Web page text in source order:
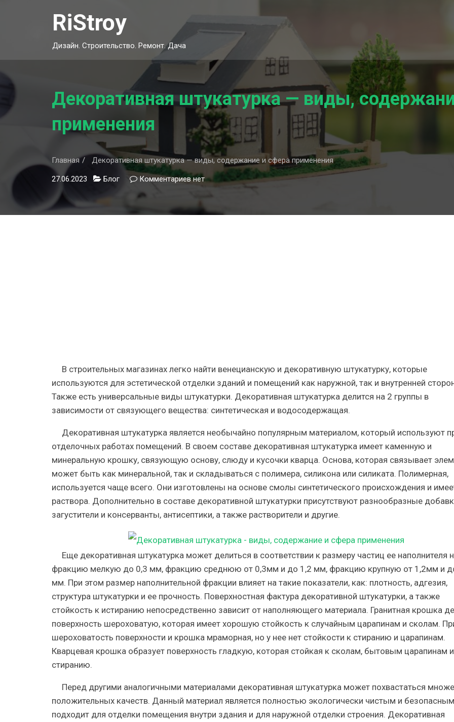
RiStroy
Дизайн. Строительство. Ремонт. Дача
Декоративная штукатурка — виды,
применения
Главная Декоративная штукатурка — виды, содержание и сфера применения
27.06.2023 Блог Комментариевк
записи
штукатурка
нет
В строительных магазинах легко найти венецианскую и декоративную штукатурку, которые
используются для эстетической отделки зданий и помещений как наружной, так и внутренней
Также есть универсальные виды штукатурки. Декоративная штукатурка делится на 2 группы в
зависимости от связующего вещества: синтетическая и водосодержащая.
Декоративная штукатурка является необычайно популярным материалом, который используют
отделочных работах помещений. В своем составе декоративная штукатурка имеет каменную и
минеральную крошку, связующую основу, слюду и кусочки кварца. Основа, которая связывает
может быть как минеральной, так и складываться с полимера, силикона или силиката. Полимерная,
используется чаще всего. Они изготовлены на основе смолы синтетического происхождения и
раствора. Дополнительно в составе декоративной штукатурки присутствуют разнообразные
загустители и консерванты, антисептики, а также растворители и другие.
Еще декоративная штукатурка может делиться в соответствии к размеру частиц ее наполнителя
фракцию мелкую до 0,3 мм, фракцию среднюю от 0,3мм и до 1,2 мм, фракцию крупную от 1,2мм и
мм. При этом размер наполнительной фракции влияет на такие показатели, как: плотность, адгезия,
структура штукатурки и ее прочность. Поверхностная фактура декоративной штукатурки, а также
стойкость к истиранию непосредственно зависит от наполняющего материала. Гранитная крошка
поверхность шероховатую, которая имеет хорошую стойкость к случайным царапинам и сколам.
шероховатость поверхности и крошка мраморная, но у нее нет стойкости к стиранию и царапинам.
Кварцевая крошка образует поверхность гладкую, которая стойкая к сколам, бытовым царапинам и
стиранию.
Перед другими аналогичными материалами декоративная штукатурка может похвастаться
положительных качеств. Данный материал является полностью экологически чистым и
подходит для отделки помещения внутри здания и для наружной отделки строения. Декоративная